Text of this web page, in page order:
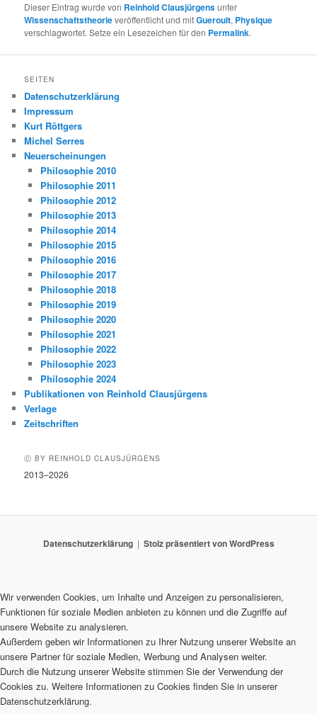
Dieser Eintrag wurde von Reinhold Clausjürgensunter
Wissenschaftstheorieveröffentlicht und mitGueroult, Physique
verschlagwortet. Setze ein Lesezeichen für den Permalink.
SEITEN
Datenschutzerklärung
Impressum
Kurt Röttgers
Michel Serres
Neuerscheinungen
Philosophie 2010
Philosophie 2011
Philosophie 2012
Philosophie 2013
Philosophie 2014
Philosophie 2015
Philosophie 2016
Philosophie 2017
Philosophie 2018
Philosophie 2019
Philosophie 2020
Philosophie 2021
Philosophie 2022
Philosophie 2023
Philosophie 2024
Publikationen von Reinhold Clausjürgens
Verlage
Zeitschriften
Ⓒ BY REINHOLD CLAUSJÜRGENS
2013–2026
Datenschutzerklärung Stolz präsentiert von WordPress
Wir verwenden Cookies, um Inhalte und Anzeigen zu personalisieren,
Funktionen für soziale Medien anbieten zu können und die Zugriffe auf
unsere Website zu analysieren.
Außerdem geben wir Informationen zu Ihrer Nutzung unserer Website an
unsere Partner für soziale Medien, Werbung und Analysen weiter.
Durch die Nutzung unserer Website stimmen Sie der Verwendung der
Cookies zu. Weitere Informationen zu Cookies finden Sie in unserer
Datenschutzerklärung.